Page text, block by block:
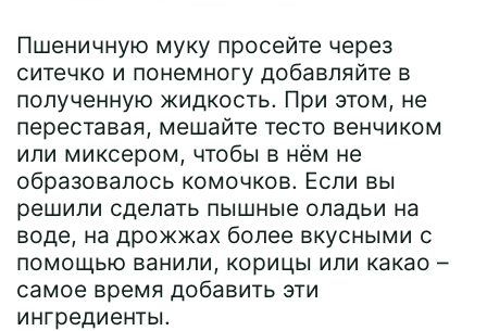
Пшеничную муку просейте через
ситечко и понемногу добавляйте в
полученную жидкость. При этом, не
переставая, мешайте тесто венчиком
или миксером, чтобы в нём не
образовалось комочков. Если вы
решили сделать пышные оладьи на
воде, на дрожжах более вкусными с
помощью ванили, корицы или какао –
самое время добавить эти
ингредиенты.